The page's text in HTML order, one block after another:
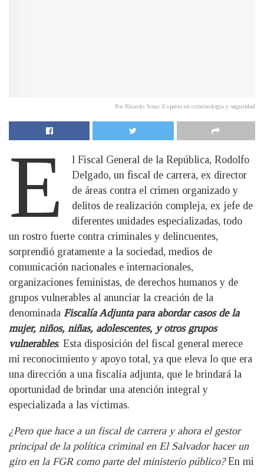
Por Ricardo Sosa/ Experto en criminología y seguridad
E
l Fiscal General de la República, Rodolfo
Delgado, un fiscal de carrera, ex director
de áreas contra el crimen organizado y
delitos de realización compleja, ex jefe de
diferentes unidades especializadas, todo
un rostro fuerte contra criminales y delincuentes,
sorprendió gratamente a la sociedad, medios de
comunicación nacionales e internacionales,
organizaciones feministas, de derechos humanos y de
grupos vulnerables al anunciar la creación de la
denominada Fiscalía Adjunta para abordar casos de la
mujer, niños, niñas, adolescentes, y otros grupos
vulnerables. Esta disposición del fiscal general merece
mi reconocimiento y apoyo total, ya que eleva lo que era
una dirección a una fiscalía adjunta, que le brindará la
oportunidad de brindar una atención integral y
especializada a las víctimas.
¿Pero que hace a un fiscal de carrera y ahora el gestor
principal de la política criminal en El Salvador hacer un
giro en la FGR como parte del ministerio público?En mi